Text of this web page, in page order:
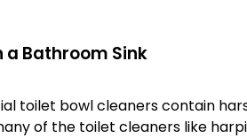
a Bathroom Sink
toilet bowl cleaners contain
of the toilet cleaners like